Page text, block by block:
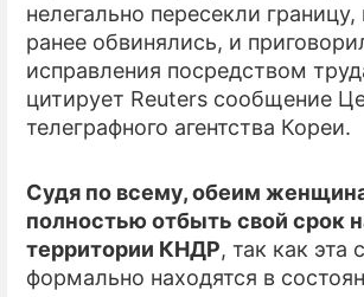
нелегально пересекли
ранее обвинялись, и
исправления посредством
цитирует Reuters сообщение
телеграфного агентства Кореи.
Судя по всему, обеим
полностью отбыть свой срок
территории КНДР, так как
формально находятся в